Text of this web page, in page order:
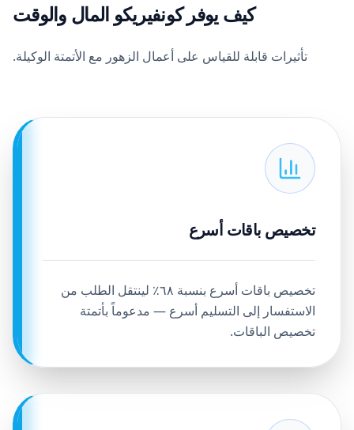
كيف يوفر كونفيريكو المال والوقت
تأثيرات قابلة للقياس على أعمال الزهور مع الأتمتة الوكيلة.
تخصيص باقات أسرع
تخصيص باقات أسرع بنسبة ٦٨٪ لينتقل الطلب من
الاستفسار إلى التسليم أسرع — مدعوماً بأتمتة
تخصيص الباقات.